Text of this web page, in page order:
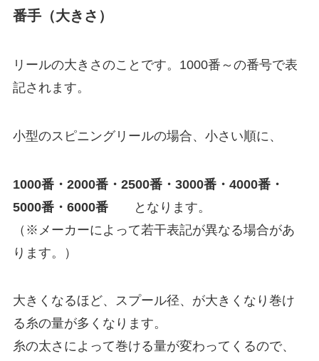
番手（大きさ）
リールの大きさのことです。1000番～の番号で表
記されます。
小型のスピニングリールの場合、小さい順に、
1000番・2000番・2500番・3000番・4000番・
5000番・6000番となります。
（※メーカーによって若干表記が異なる場合があ
ります。）
大きくなるほど、スプール径、が大きくなり巻け
る糸の量が多くなります。
糸の太さによって巻ける量が変わってくるので、